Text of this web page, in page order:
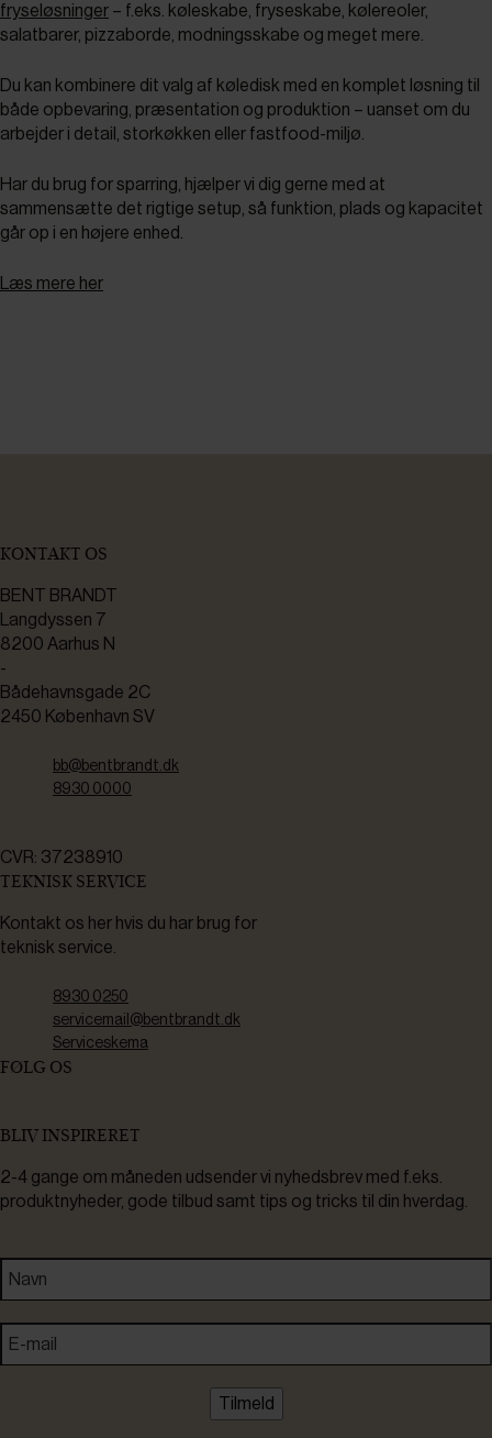
fryseløsninger – f.eks. køleskabe, fryseskabe, kølereoler,
salatbarer, pizzaborde, modningsskabe og meget mere.
Du kan kombinere dit valg af køledisk med en komplet løsning til
både opbevaring, præsentation og produktion – uanset om du
arbejder i detail, storkøkken eller fastfood-miljø.
Har du brug for sparring, hjælper vi dig gerne med at
sammensætte det rigtige setup, så funktion, plads og kapacitet
går op i en højere enhed.
Læs mere her
KONTAKT OS
BENT BRANDT
Langdyssen 7
8200 Aarhus N
-
Bådehavnsgade 2C
2450 København SV
bb@bentbrandt.dk
8930 0000
CVR: 37238910
TEKNISK SERVICE
Kontakt os her hvis du har brug for
teknisk service.
8930 0250
servicemail@bentbrandt.dk
Serviceskema
FØLG OS
BLIV INSPIRERET
2-4 gange om måneden udsender vi nyhedsbrev med f.eks.
produktnyheder, gode tilbud samt tips og tricks til din hverdag.
Tilmeld